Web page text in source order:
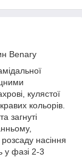
Benary
кулястої
кольорів.
загнуті
насіння
у фазі 2-3